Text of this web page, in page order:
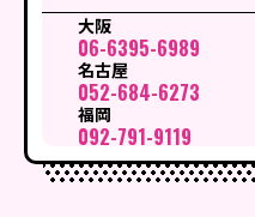
大阪
06-6395-6989
名古屋
052-684-6273
福岡
092-791-9119